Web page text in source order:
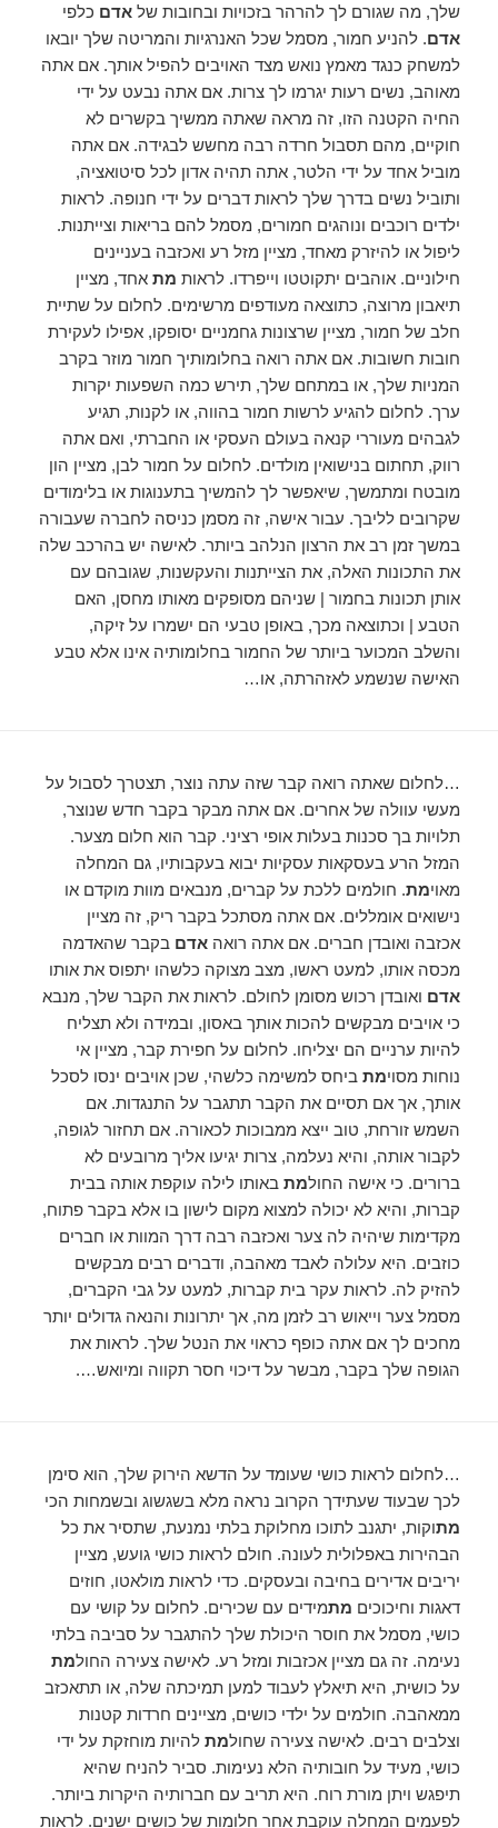
שלך, מה שגורם לך להרהר בזכויות ובחובות שלאדם כלפי
אדם. להניע חמור, מסמל שכל האנרגיות והמריטה שלך יובאו
למשחק כנגד מאמץ נואש מצד האויבים להפיל אותך. אם אתה
מאוהב, נשים רעות יגרמו לך צרות. אם אתה נבעט על ידי
החיה הקטנה הזו, זה מראה שאתה ממשיך בקשרים לא
חוקיים, מהם תסבול חרדה רבה מחשש לבגידה. אם אתה
מוביל אחד על ידי הלטר, אתה תהיה אדון לכל סיטואציה,
ותוביל נשים בדרך שלך לראות דברים על ידי חנופה. לראות
ילדים רוכבים ונוהגים חמורים, מסמל להם בריאות וצייתנות.
ליפול או להיזרק מאחד, מציין מזל רע ואכזבה בעניינים
חילוניים. אוהבים יתקוטטו וייפרדו. לראות מת אחד, מציין
תיאבון מרוצה, כתוצאה מעודפים מרשימים. לחלום על שתיית
חלב של חמור, מציין שרצונות גחמניים יסופקו, אפילו לעקירת
חובות חשובות. אם אתה רואה בחלומותיך חמור מוזר בקרב
המניות שלך, או במתחם שלך, תירש כמה השפעות יקרות
ערך. לחלום להגיע לרשות חמור בהווה, או לקנות, תגיע
לגבהים מעוררי קנאה בעולם העסקי או החברתי, ואם אתה
רווק, תחתום בנישואין מולדים. לחלום על חמור לבן, מציין הון
מובטח ומתמשך, שיאפשר לך להמשיך בתענוגות או בלימודים
שקרובים לליבך. עבור אישה, זה מסמן כניסה לחברה שעבורה
במשך זמן רב את הרצון הנלהב ביותר. לאישה יש בהרכב שלה
את התכונות האלה, את הצייתנות והעקשנות, שגובהם עם
אותן תכונות בחמור | שניהם מסופקים מאותו מחסן, האם
הטבע | וכתוצאה מכך, באופן טבעי הם ישמרו על זיקה,
והשלב המכוער ביותר של החמור בחלומותיה אינו אלא טבע
האישה שנשמע לאזהרתה, או…
…לחלום שאתה רואה קבר שזה עתה נוצר, תצטרך לסבול על
מעשי עוולה של אחרים. אם אתה מבקר בקבר חדש שנוצר,
תלויות בך סכנות בעלות אופי רציני. קבר הוא חלום מצער.
המזל הרע בעסקאות עסקיות יבוא בעקבותיו, גם המחלה
מאוימת. חולמים ללכת על קברים, מנבאים מוות מוקדם או
נישואים אומללים. אם אתה מסתכל בקבר ריק, זה מציין
אכזבה ואובדן חברים. אם אתה רואהאדם בקבר שהאדמה
מכסה אותו, למעט ראשו, מצב מצוקה כלשהו יתפוס את אותו
אדם ואובדן רכוש מסומן לחולם. לראות את הקבר שלך, מנבא
כי אויבים מבקשים להכות אותך באסון, ובמידה ולא תצליח
להיות ערניים הם יצליחו. לחלום על חפירת קבר, מציין אי
נוחות מסוימת ביחס למשימה כלשהי, שכן אויבים ינסו לסכל
אותך, אך אם תסיים את הקבר תתגבר על התנגדות. אם
השמש זורחת, טוב ייצא ממבוכות לכאורה. אם תחזור לגופה,
לקבור אותה, והיא נעלמה, צרות יגיעו אליך מרובעים לא
ברורים. כי אישה החולמת באותו לילה עוקפת אותה בבית
קברות, והיא לא יכולה למצוא מקום לישון בו אלא בקבר פתוח,
מקדימות שיהיה לה צער ואכזבה רבה דרך המוות או חברים
כוזבים. היא עלולה לאבד מאהבה, ודברים רבים מבקשים
להזיק לה. לראות עקר בית קברות, למעט על גבי הקברים,
מסמל צער וייאוש רב לזמן מה, אך יתרונות והנאה גדולים יותר
מחכים לך אם אתה כופף כראוי את הנטל שלך. לראות את
הגופה שלך בקבר, מבשר על דיכוי חסר תקווה ומיואש….
…לחלום לראות כושי שעומד על הדשא הירוק שלך, הוא סימן
לכך שבעוד שעתידך הקרוב נראה מלא בשגשוג ובשמחות הכי
מתוקות, יתגנב לתוכו מחלוקת בלתי נמנעת, שתסיר את כל
הבהירות באפלולית לעונה. חולם לראות כושי גועש, מציין
יריבים אדירים בחיבה ובעסקים. כדי לראות מולאטו, חוזים
דאגות וחיכוכים מתמידים עם שכירים. לחלום על קושי עם
כושי, מסמל את חוסר היכולת שלך להתגבר על סביבה בלתי
נעימה. זה גם מציין אכזבות ומזל רע. לאישה צעירה החולמת
על כושית, היא תיאלץ לעבוד למען תמיכתה שלה, או תתאכזב
ממאהבה. חולמים על ילדי כושים, מציינים חרדות קטנות
וצלבים רבים. לאישה צעירה שחולמת להיות מוחזקת על ידי
כושי, מעיד על חובותיה הלא נעימות. סביר להניח שהיא
תיפגש ויתן מורת רוח. היא תריב עם חברותיה היקרות ביותר.
לפעמים המחלה עוקבת אחר חלומות של כושים ישנים. לראות